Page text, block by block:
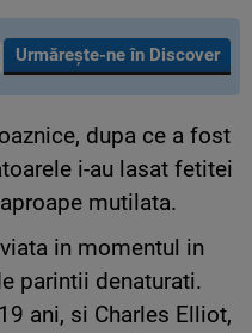
Urmărește-ne în Discover
dupa ce a fost
i-au lasat fetitei
mutilata.
in momentul in
parintii denaturati.
ani, si Charles Elliot,